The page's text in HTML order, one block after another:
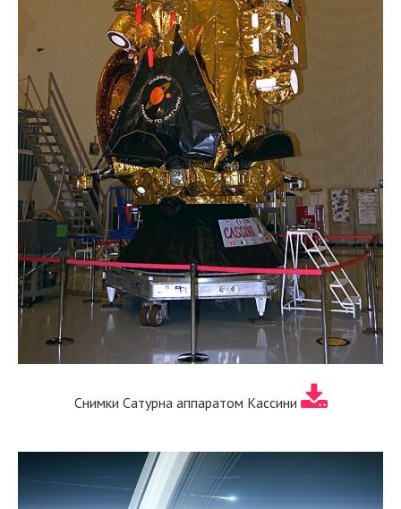
Снимки Сатурна аппаратом Кассини